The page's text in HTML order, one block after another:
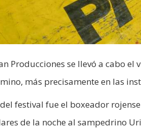
Producciones se llevó a cabo
más precisamente en las
festival fue el boxeador
de la noche al sampedrino